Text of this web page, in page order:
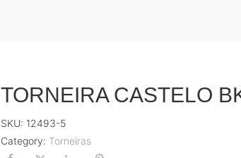
TORNEIRA CASTELO
SKU: 12493-5
Category: Torneiras